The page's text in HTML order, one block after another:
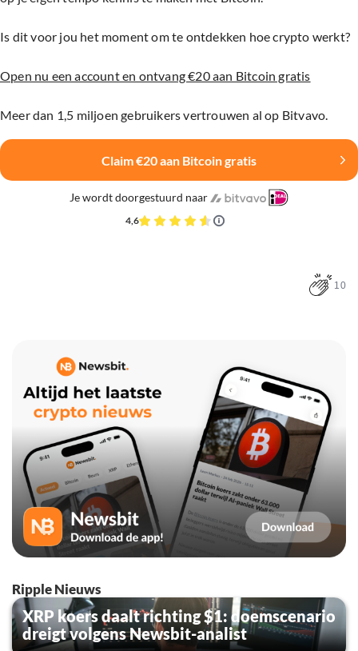
Is dit voor jou het moment om te ontdekken hoe crypto werkt?
Open nu een account en ontvang €20 aan Bitcoin gratis
Meer dan 1,5 miljoen gebruikers vertrouwen al op Bitvavo.
Claim €20 aan Bitcoin gratis
Je wordt doorgestuurd naar
4,6
10
Ripple Nieuws
XRP koers daalt richting $1: doemscenario
dreigt volgens Newsbit-analist